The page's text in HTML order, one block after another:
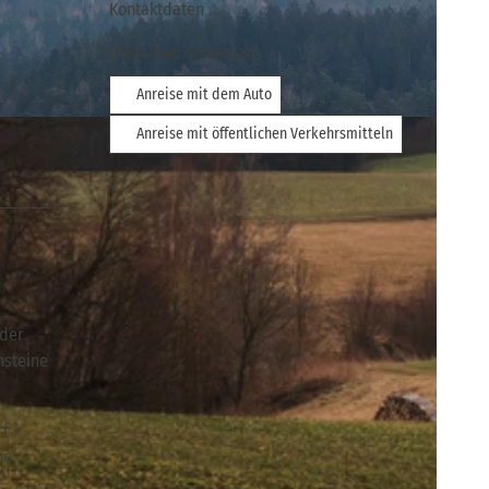
-
Kontaktdaten
Bad Schandau
Anreise mit dem Auto
Anreise mit öffentlichen Verkehrsmitteln